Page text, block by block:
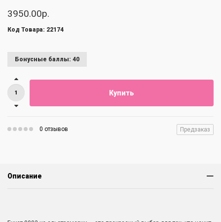
3950.00р.
Код Товара: 22174
Бонусные баллы: 40
Купить
0 отзывов Предзаказ
Описание